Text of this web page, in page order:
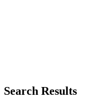
Search Results